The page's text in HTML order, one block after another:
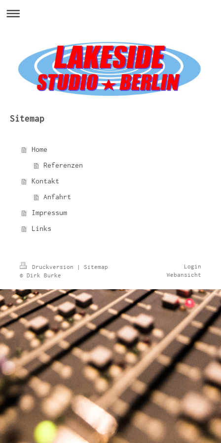
Sitemap
Home
Referenzen
Kontakt
Anfahrt
Impressum
Links
Druckversion |
Sitemap
© Dirk Burke
Login
Webansicht